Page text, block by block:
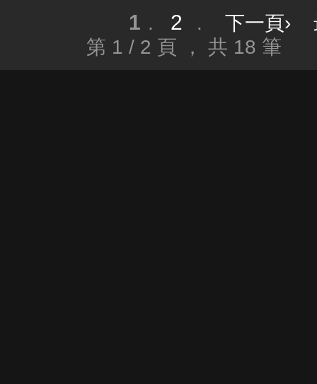
1 . 2 . 下一頁›
第 1 / 2 頁 ， 共 18